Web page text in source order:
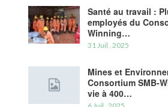
Santé au travail :
employés du
Winning…
31 Juil , 2025
Mines et
Consortium SMB-
vie à 400…